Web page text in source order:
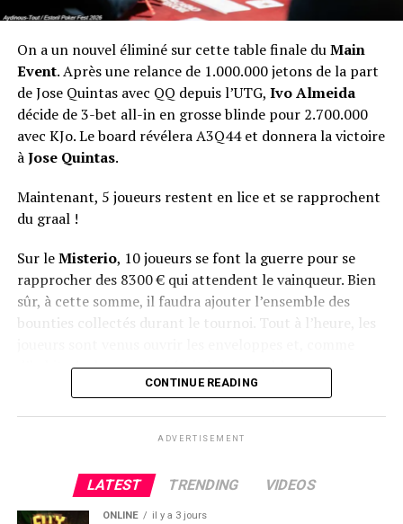
On a un nouvel éliminé sur cette table finale duMain
Event. Après une relance de 1.000.000 jetons de la part
de Jose Quintas avec QQ depuis l’UTG, Ivo Almeida
décide de 3-bet all-in en grosse blinde pour 2.700.000
avec KJo. Le board révélera A3Q44 et donnera la victoire
àJose Quintas.
Maintenant, 5 joueurs restent en lice et se rapprochent
du graal !
Sur leMisterio, 10 joueurs se font la guerre pour se
rapprocher des 8300 € qui attendent le vainqueur. Bien
sûr, à cette somme, il faudra ajouter l’ensemble des
bounties collectés durant le tournoi. Tout à l’heure, les
d’habitude, le suspense était à son comble.
CONTINUE READING
ADVERTISEMENT
LATEST TRENDING VIDEOS
ONLINE il y a 3 jours